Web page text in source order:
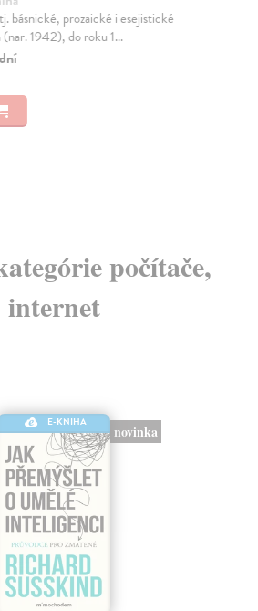
básnické, prozaické i esejistické
1942), do roku 1...
počítače,
internet
E-KNIHA
novinka